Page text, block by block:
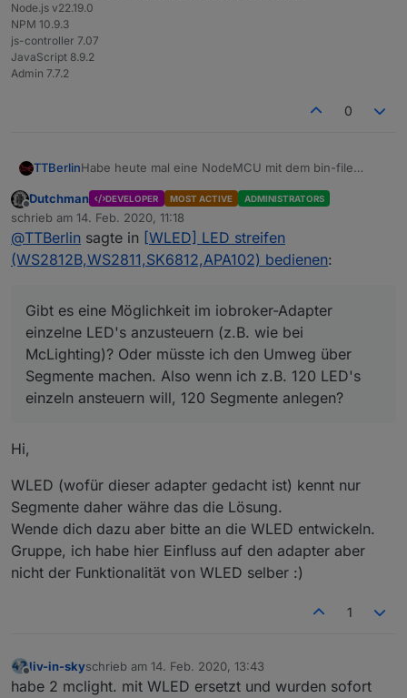
Node.js v22.19.0
NPM 10.9.3
js-controller 7.07
JavaScript 8.9.2
Admin 7.7.2
0
TTBerlinHabe heute mal eine NodeMCU mit dem bin-file
schon sagen, sehr beeindruckend!! Hat auf Anhieb
alles funktioniert. Dennoch habe ich eine Frage: Gibt
es eine Möglichkeit im iobroker-Adapter einzelne
LED's anzusteuern (z.B. wie bei McLighting)? Oder
müsste ich den Umweg über Segmente machen. Also
Segmente anlegen?
Danke im Voraus
Thomas
Offline
Dutchman DEVELOPER MOST ACTIVE ADMINISTRATORS
schrieb am 14. Feb. 2020, 11:18
zuletzt editiert von
@TTBerlin sagte in [WLED] LED streifen
(WS2812B,WS2811,SK6812,APA102) bedienen:
Gibt es eine Möglichkeit im iobroker-Adapter
einzelne LED's anzusteuern (z.B. wie bei
McLighting)? Oder müsste ich den Umweg über
Segmente machen. Also wenn ich z.B. 120 LED's
einzeln ansteuern will, 120 Segmente anlegen?
Hi,
WLED (wofür dieser adapter gedacht ist) kennt nur
Segmente daher währe das die Lösung.
Wende dich dazu aber bitte an die WLED entwickeln.
Gruppe, ich habe hier Einfluss auf den adapter aber
nicht der Funktionalität von WLED selber :)
1
Offline
liv-in-skyschrieb am 14. Feb. 2020, 13:43
zuletzt editiert von
habe 2 mclight. mit WLED ersetzt und wurden sofort